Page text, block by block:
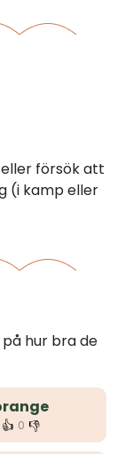
försök att
(i kamp eller
hur bra de
👍 0 👎